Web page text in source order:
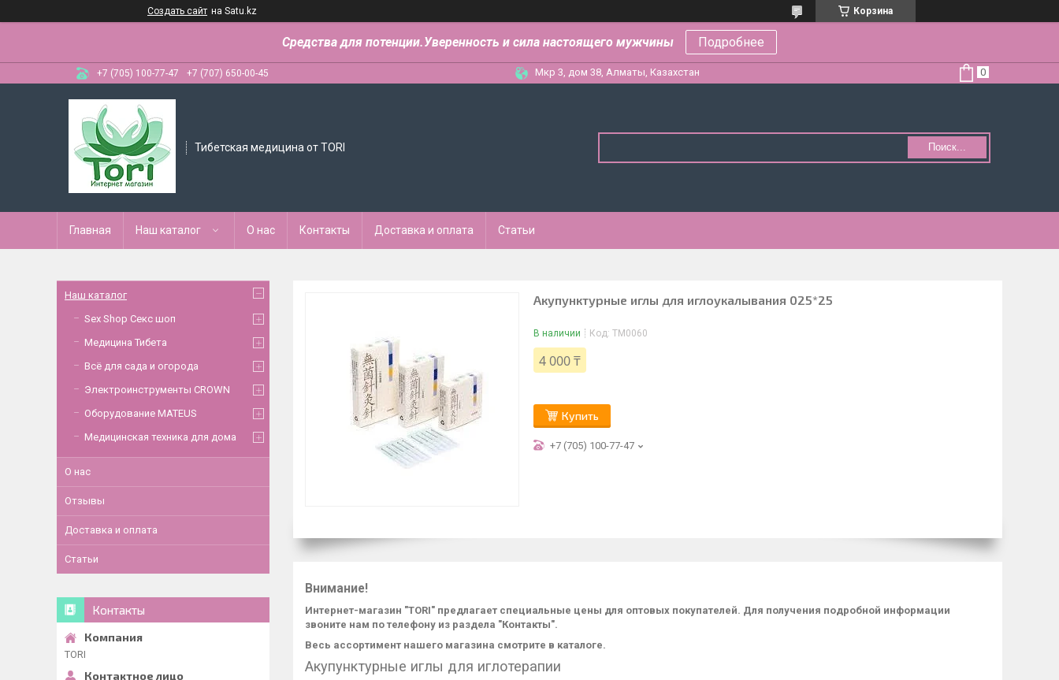
Создать сайт на Satu.kz Корзина
Средства для потенции.Уверенность и сила настоящего мужчины Подробнее
+7 (705) 100-77-47 +7 (707) 650-00-45 Мкр 3, дом 38, Алматы, Казахстан
Тибетская медицина от TORI Поиск...
Главная Наш каталог О нас Контакты Доставка и оплата Статьи
Акупунктурные иглы для иглоукалывания 025*25
В наличии Код: ТМ0060
4 000 ₸
Купить
+7 (705) 100-77-47
Внимание!
Интернет-магазин "TORI" предлагает специальные цены для оптовых покупателей. Для получения подробной информации
звоните нам по телефону из раздела "Контакты".
Весь ассортимент нашего магазина смотрите в каталоге.
Акупунктурные иглы для иглотерапии
Наш каталог
Sex Shop Секс шоп
Медицина Тибета
Всё для сада и огорода
Электроинструменты CROWN
Оборудование MATEUS
Медицинская техника для дома
О нас
Отзывы
Доставка и оплата
Статьи
Контакты
TORI